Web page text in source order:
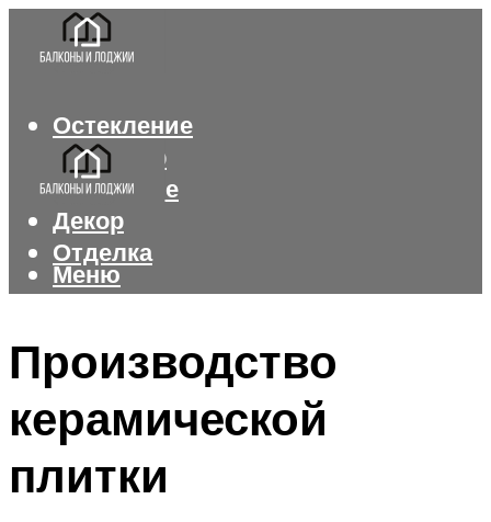
Остекление
Интерьер
Утепление
Декор
Отделка
Меню
Производство
керамической
плитки